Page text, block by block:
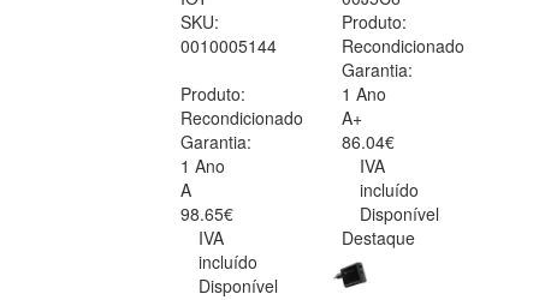
SKU:
0010005144
Produto:
Recondicionado
Garantia:
1 Ano
A
98.65€
IVA
incluído
Disponível
Produto:
Recondicionado
Garantia:
1 Ano
A+
86.04€
IVA
incluído
Disponível
Destaque